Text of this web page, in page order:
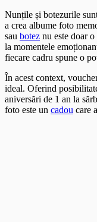
Nunțile și botezurile
a crea albume foto
sau botez nu este doar
la momentele
fiecare cadru spune o
În acest context,
ideal. Oferind
aniversări de 1 an la
foto este un cadou care